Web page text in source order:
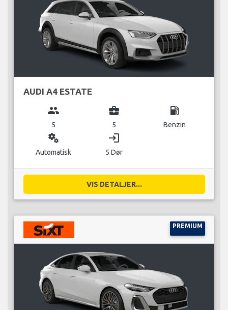
AUDI A4 ESTATE
group
5
business_center
5
local_gas_station
Benzin
miscellaneous_services
Automatisk
login
5 Dør
VIS DETALJER...
PREMIUM